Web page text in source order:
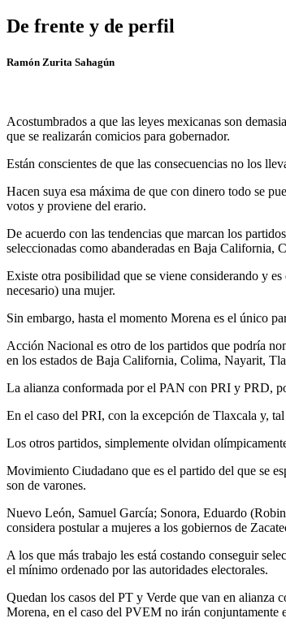
De frente y de perfil
Ramón Zurita Sahagún
Acostumbrados a que las leyes mexicanas son
que se realizarán comicios para gobernador.
Están conscientes de que las consecuencias no los
Hacen suya esa máxima de que con dinero todo se
votos y proviene del erario.
De acuerdo con las tendencias que marcan los
seleccionadas como abanderadas en Baja California,
Existe otra posibilidad que se viene considerando y
necesario) una mujer.
Sin embargo, hasta el momento Morena es el único
Acción Nacional es otro de los partidos que podría
en los estados de Baja California, Colima, Nayarit,
La alianza conformada por el PAN con PRI y PRD,
En el caso del PRI, con la excepción de Tlaxcala y,
Los otros partidos, simplemente olvidan
Movimiento Ciudadano que es el partido del que se
son de varones.
Nuevo León, Samuel García; Sonora, Eduardo
considera postular a mujeres a los gobiernos de
A los que más trabajo les está costando conseguir
el mínimo ordenado por las autoridades electorales.
Quedan los casos del PT y Verde que van en alianza
Morena, en el caso del PVEM no irán conjuntamente